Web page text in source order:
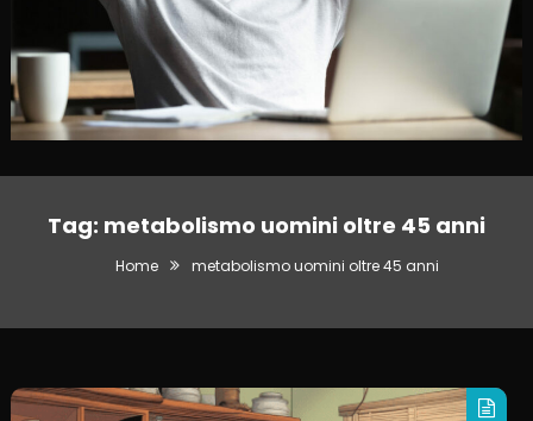
Tag: metabolismo uomini oltre 45 anni
Home metabolismo uomini oltre 45 anni